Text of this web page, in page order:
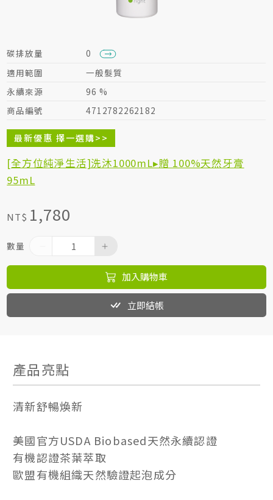
碳排放量
0
適用範圍
一般髮質
永續來源
96 %
商品編號
4712782262182
最新優惠 擇一選購>>
[全方位純淨生活]洗沐1000mL▸贈 100%天然牙膏
95mL
NT$ 1,780
數量
加入購物車
立即結帳
產品亮點
清新舒暢煥新
美國官方USDA Biobased天然永續認證
有機認證茶葉萃取
歐盟有機組織天然驗證起泡成分